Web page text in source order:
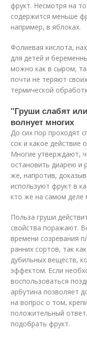
фрукт. Несмотря на
содержится меньше
например, в яблоках.
Фолиевая кислота,
для детей и
можно как в сыром,
почти не теряют
термической
"Груши слабят
волнует многих
До сих пор проходят
сок и какое действие
Многие утверждают,
остановить диарею и
же, напротив,
используют фрукт в
кто же на самом деле
Польза груши
свойства поражают.
времени созревания
ранних сортов, так
дубильных веществ,
эффектом. Если
воспользоваться
арбутина позволяет
на вопрос о том,
положительный
подобрать фрукт.